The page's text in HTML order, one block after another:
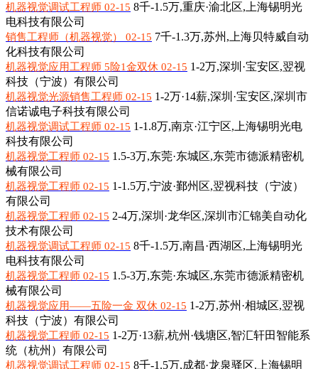
机器视觉调试工程师 02-15 8千-1.5万,重庆·渝北区,上海锡明光
电科技有限公司
销售工程师（机器视觉） 02-15 7千-1.3万,苏州,上海贝特威自动
化科技有限公司
机器视觉应用工程师 5险1金双休 02-15 1-2万,深圳·宝安区,翌视
科技（宁波）有限公司
机器视觉光源销售工程师 02-15 1-2万·14薪,深圳·宝安区,深圳市
信诺诚电子科技有限公司
机器视觉调试工程师 02-15 1-1.8万,南京·江宁区,上海锡明光电
科技有限公司
机器视觉工程师 02-15 1.5-3万,东莞·东城区,东莞市德派精密机
械有限公司
机器视觉工程师 02-15 1-1.5万,宁波·鄞州区,翌视科技（宁波）
有限公司
机器视觉工程师 02-15 2-4万,深圳·龙华区,深圳市汇锦美自动化
技术有限公司
机器视觉调试工程师 02-15 8千-1.5万,南昌·西湖区,上海锡明光
电科技有限公司
机器视觉工程师 02-15 1.5-3万,东莞·东城区,东莞市德派精密机
械有限公司
机器视觉应用——五险一金 双休 02-15 1-2万,苏州·相城区,翌视
科技（宁波）有限公司
机器视觉工程师 02-15 1-2万·13薪,杭州·钱塘区,智汇轩田智能系
统（杭州）有限公司
机器视觉调试工程师 02-15 8千-1.5万,成都·龙泉驿区,上海锡明